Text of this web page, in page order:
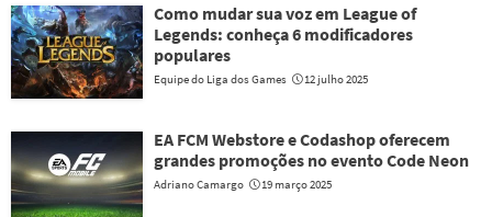
Como mudar sua voz em League of
Legends: conheça 6 modificadores
populares
Equipe do Liga dos Games 12 julho 2025
EA FCM Webstore e Codashop oferecem
grandes promoções no evento Code Neon
Adriano Camargo 19 março 2025